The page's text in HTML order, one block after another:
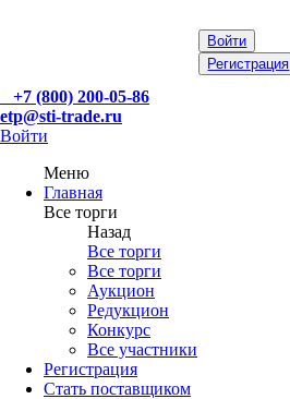
Войти
Регистрация
+7 (800) 200-05-86
etp@sti-trade.ru
Войти
Меню
Главная
Все торги
Назад
Все торги
Все торги
Аукцион
Редукцион
Конкурс
Все участники
Регистрация
Стать поставщиком